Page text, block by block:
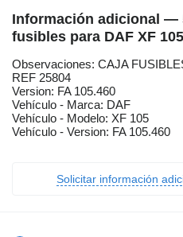
Información adicional —
fusibles para DAF XF
Observaciones: CAJA
REF 25804
Version: FA 105.460
Vehículo - Marca: DAF
Vehículo - Modelo: XF 105
Vehículo - Version: FA 105.460
Solicitar información